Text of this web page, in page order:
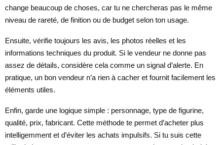
change beaucoup de choses, car tu ne chercheras pas le même
niveau de rareté, de finition ou de budget selon ton usage.
Ensuite, vérifie toujours les avis, les photos réelles et les
informations techniques du produit. Si le vendeur ne donne pas
assez de détails, considère cela comme un signal d’alerte. En
pratique, un bon vendeur n’a rien à cacher et fournit facilement les
éléments utiles.
Enfin, garde une logique simple : personnage, type de figurine,
qualité, prix, fabricant. Cette méthode te permet d’acheter plus
intelligemment et d’éviter les achats impulsifs. Si tu suis cette